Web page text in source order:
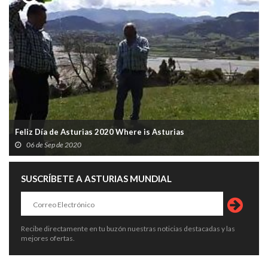
Feliz Día de Asturias 2020 Where is Asturias
06 de Sep de 2020
SUSCRÍBETE A ASTURIAS MUNDIAL
Recibe directamente en tu buzón nuestras noticias destacadas y las
mejores ofertas.